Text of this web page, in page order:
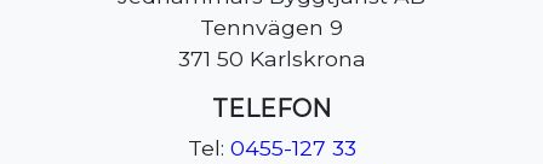
Tennvägen 9
371 50 Karlskrona
TELEFON
Tel: 0455-127 33